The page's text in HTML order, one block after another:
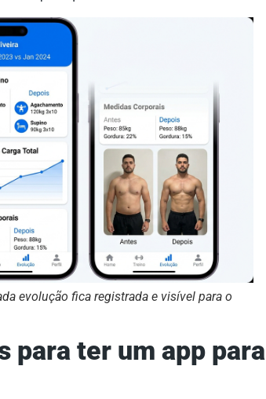
evolução fica registrada e visível para o
para ter um app para